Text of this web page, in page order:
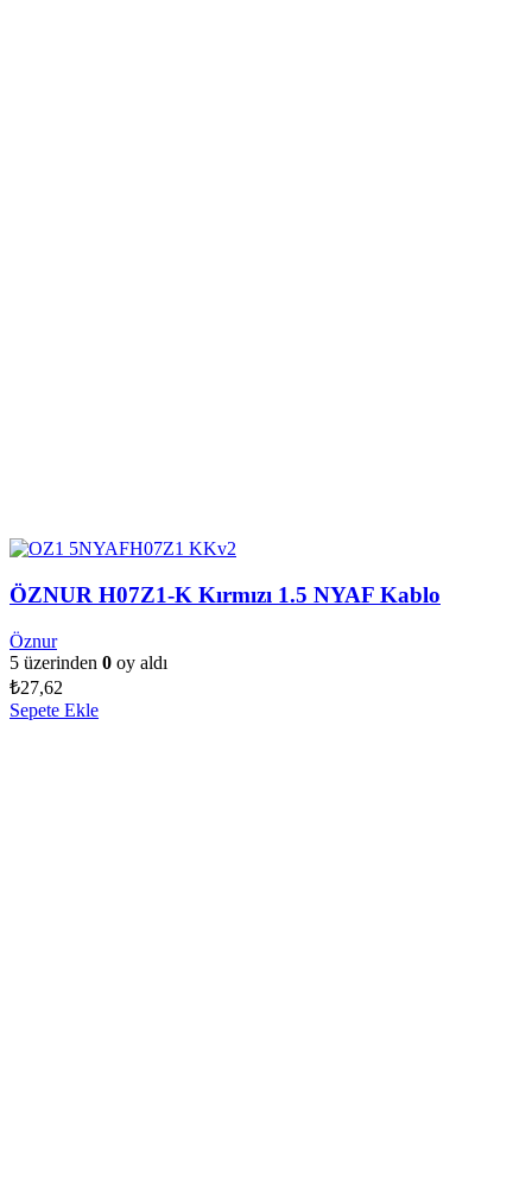
ÖZNUR H07Z1-K Kırmızı 1.5 NYAF Kablo
Öznur
5 üzerinden 0 oy aldı
₺27,62
Sepete Ekle